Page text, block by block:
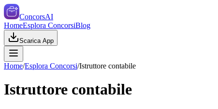
ConcorsAI
HomeEsplora ConcorsiBlog
Scarica App
Home/Esplora Concorsi/Istruttore contabile
Istruttore contabile